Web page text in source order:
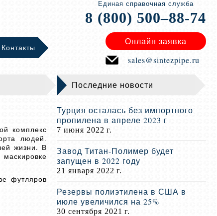
Единая справочная служба
8 (800) 500–88-74
Контакты
Онлайн заявка
sales@sintezpipe.ru
комплекс
людей.
жизни. В
футляров
Последние новости
Турция осталась без импортного
пропилена в апреле 2023 г
7 июня 2022 г.
Завод Титан-Полимер будет
запущен в 2022 году
21 января 2022 г.
Резервы полиэтилена в США в
июле увеличился на 25%
30 сентября 2021 г.